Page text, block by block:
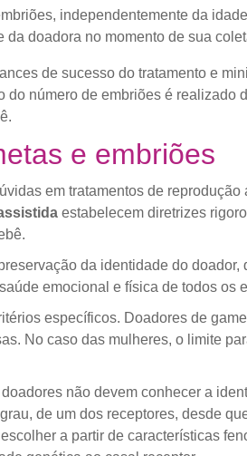
independentemente da
doadora no momento de sua
de sucesso do tratamento e
número de embriões é
e embriões
em tratamentos de
estabelecem diretrizes
da identidade do
emocional e física de todos os
específicos. Doadores de
No caso das mulheres, o limite
não devem conhecer a
de um dos receptores, desde
a partir de características